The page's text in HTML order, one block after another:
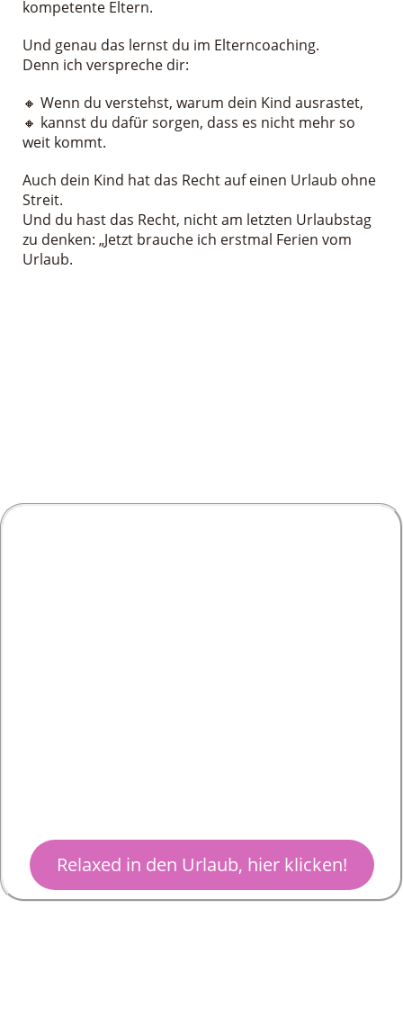
kompetente Eltern.
Und genau das lernst du im Elterncoaching.
Denn ich verspreche dir:
🔸 Wenn du verstehst, warum dein Kind ausrastet,
🔸 kannst du dafür sorgen, dass es nicht mehr so
weit kommt.
Auch dein Kind hat das Recht auf einen Urlaub ohne
Streit.
Und du hast das Recht, nicht am letzten Urlaubstag
zu denken: „Jetzt brauche ich erstmal Ferien vom
Urlaub.
Relaxed in den Urlaub, hier klicken!